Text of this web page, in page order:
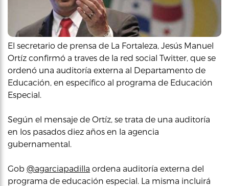
El secretario de prensa de La Fortaleza, Jesús Manuel
Ortíz confirmó a traves de la red social Twitter, que se
ordenó una auditoría externa al Departamento de
Educación, en específico al programa de Educación
Especial.
Según el mensaje de Ortíz, se trata de una auditoría
en los pasados diez años en la agencia
gubernamental.
Gob @agarciapadilla ordena auditoría externa del
programa de educación especial. La misma incluirá